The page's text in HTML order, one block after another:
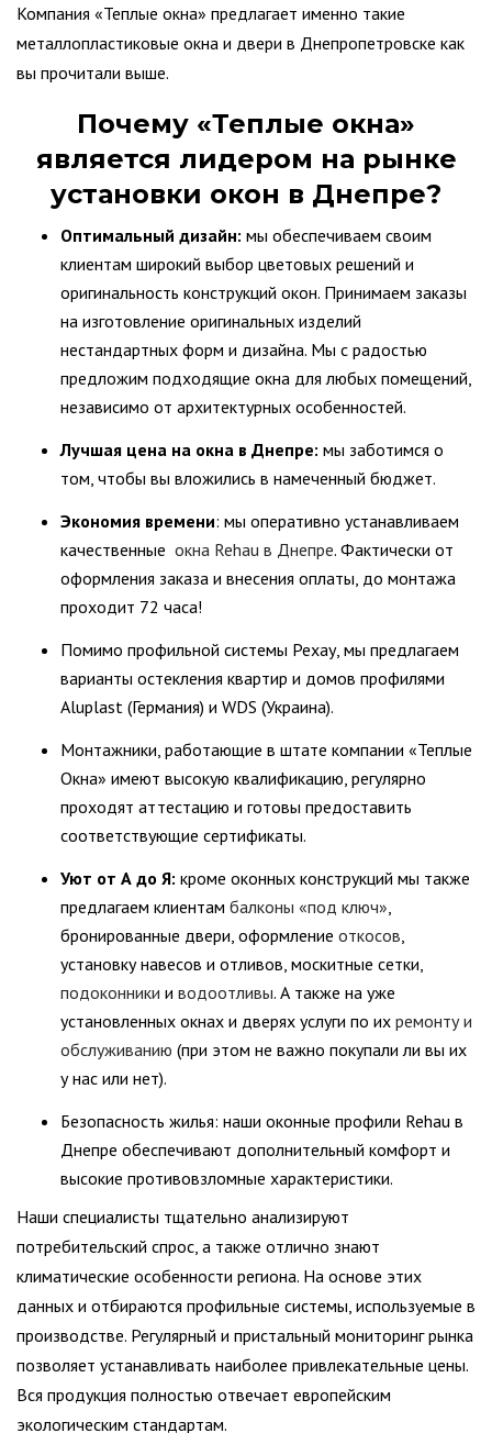
Компания «Теплые окна» предлагает именно такие
металлопластиковые окна и двери в Днепропетровске как
вы прочитали выше.
Почему «Теплые окна»
является лидером на рынке
установки окон в Днепре?
Оптимальный дизайн: мы обеспечиваем своим
клиентам широкий выбор цветовых решений и
оригинальность конструкций окон. Принимаем заказы
на изготовление оригинальных изделий
нестандартных форм и дизайна. Мы с радостью
предложим подходящие окна для любых помещений,
независимо от архитектурных особенностей.
Лучшая цена на окна в Днепре: мы заботимся о
том, чтобы вы вложились в намеченный бюджет.
Экономия времени: мы оперативно устанавливаем
качественные окна Rehau в Днепре. Фактически от
оформления заказа и внесения оплаты, до монтажа
проходит 72 часа!
Помимо профильной системы Рехау, мы предлагаем
варианты остекления квартир и домов профилями
Aluplast (Германия) и WDS (Украина).
Монтажники, работающие в штате компании «Теплые
Окна» имеют высокую квалификацию, регулярно
проходят аттестацию и готовы предоставить
соответствующие сертификаты.
Уют от А до Я: кроме оконных конструкций мы также
предлагаем клиентам балконы «под ключ»,
бронированные двери, оформление откосов,
установку навесов и отливов, москитные сетки,
подоконники и водоотливы. А также на уже
установленных окнах и дверях услуги по их ремонту и
обслуживанию (при этом не важно покупали ли вы их
у нас или нет).
Безопасность жилья: наши оконные профили Rehau в
Днепре обеспечивают дополнительный комфорт и
высокие противовзломные характеристики.
Наши специалисты тщательно анализируют
потребительский спрос, а также отлично знают
климатические особенности региона. На основе этих
данных и отбираются профильные системы, используемые в
производстве. Регулярный и пристальный мониторинг рынка
позволяет устанавливать наиболее привлекательные цены.
Вся продукция полностью отвечает европейским
экологическим стандартам.